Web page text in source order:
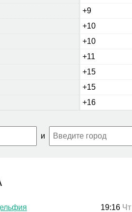
+9
+10
+10
+11
+15
+15
+16
и
19:16 Чт